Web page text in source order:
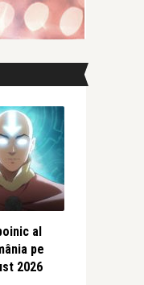
al
pe
2026